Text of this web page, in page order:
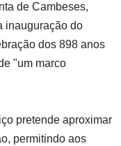
de Cambeses,
inauguração do
dos 898 anos
"um marco
pretende aproximar
permitindo aos